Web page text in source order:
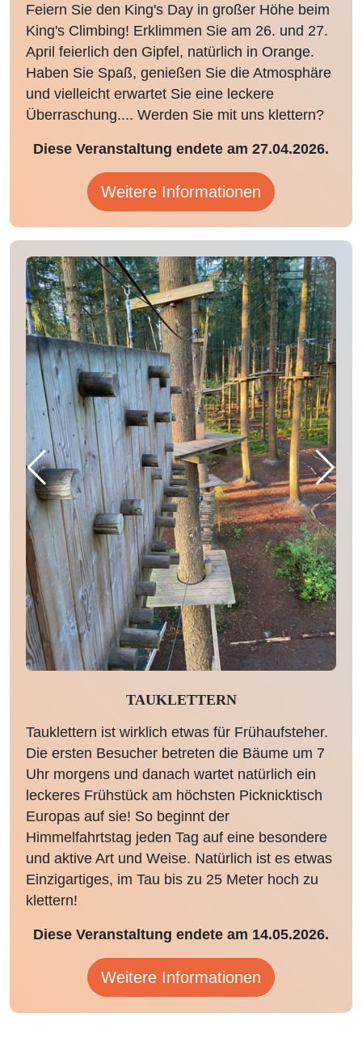
Feiern Sie den King's Day in großer Höhe beim
King's Climbing! Erklimmen Sie am 26. und 27.
April feierlich den Gipfel, natürlich in Orange.
Haben Sie Spaß, genießen Sie die Atmosphäre
und vielleicht erwartet Sie eine leckere
Überraschung.... Werden Sie mit uns klettern?
Diese Veranstaltung endete am 27.04.2026.
Weitere Informationen
TAUKLETTERN
Tauklettern ist wirklich etwas für Frühaufsteher.
Die ersten Besucher betreten die Bäume um 7
Uhr morgens und danach wartet natürlich ein
leckeres Frühstück am höchsten Picknicktisch
Europas auf sie! So beginnt der
Himmelfahrtstag jeden Tag auf eine besondere
und aktive Art und Weise. Natürlich ist es etwas
Einzigartiges, im Tau bis zu 25 Meter hoch zu
klettern!
Diese Veranstaltung endete am 14.05.2026.
Weitere Informationen